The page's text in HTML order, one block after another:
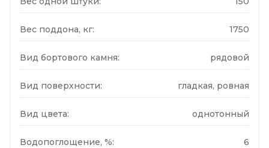
Вес поддона, кг: 1750
Вид бортового камня: рядовой
Вид поверхности: гладкая, ровная
Вид цвета: однотонный
Водопоглощение, %: 6